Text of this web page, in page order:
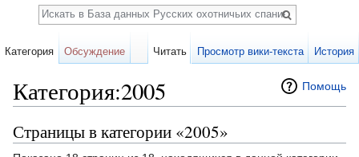
Помощь
Категория:2005
Страницы в категории «2005»
Категория Обсуждение Читать Просмотр вики-текста История
Поиск